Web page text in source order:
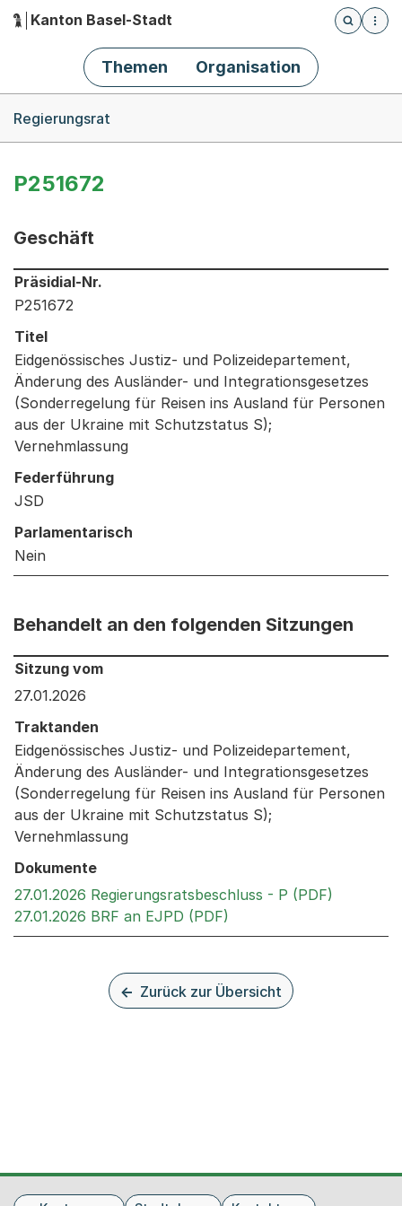
Hauptnavigation
Kanton Basel-Stadt
Öffnet
Themen Organisation
Regierungsrat
P251672
Geschäft
Informationen zum Ausgewählten Geschäft
Präsidial-Nr.
P251672
Titel
Eidgenössisches Justiz- und Polizeidepartement,
Änderung des Ausländer- und Integrationsgesetzes
(Sonderregelung für Reisen ins Ausland für Personen
aus der Ukraine mit Schutzstatus S);
Vernehmlassung
Federführung
JSD
Parlamentarisch
Nein
Behandelt an den folgenden Sitzungen
Behandelt an den folgenden Sitzungen: Informationen
Sitzung vom
27.01.2026
Traktanden
Eidgenössisches Justiz- und Polizeidepartement,
Änderung des Ausländer- und Integrationsgesetzes
(Sonderregelung für Reisen ins Ausland für Personen
aus der Ukraine mit Schutzstatus S);
Vernehmlassung
Dokumente
27.01.2026 Regierungsratsbeschluss - P (PDF)
27.01.2026 BRF an EJPD (PDF)
Zurück zur Übersicht